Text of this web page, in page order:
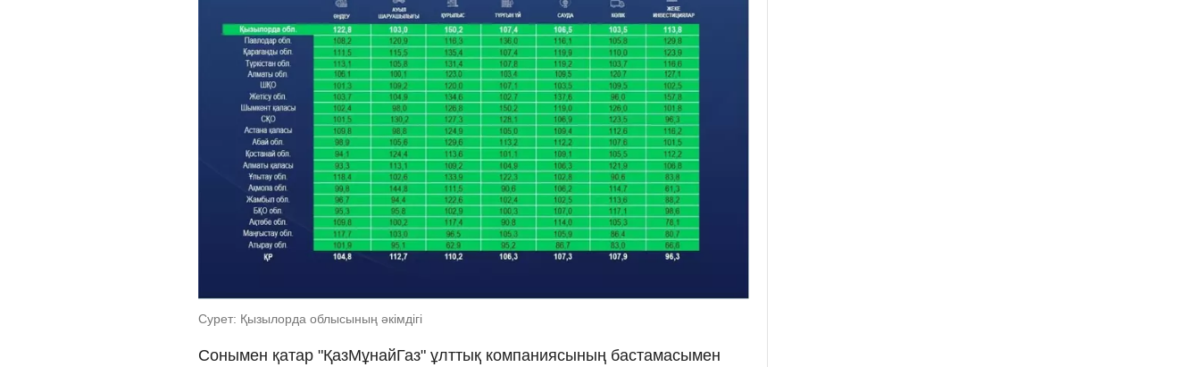
Сурет: Қызылорда облысының әкімдігі
Сонымен қатар "ҚазМұнайГаз" ұлттық компаниясының бастамасымен